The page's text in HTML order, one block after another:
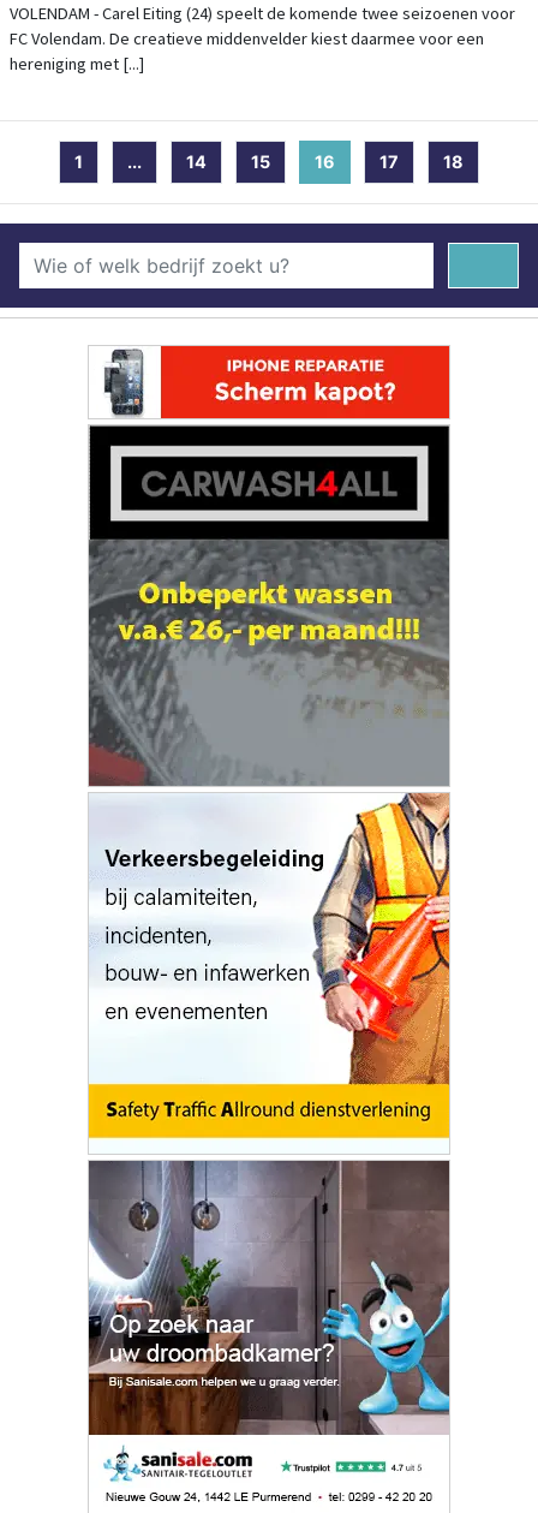
VOLENDAM - Carel Eiting (24) speelt de komende twee seizoenen voor
FC Volendam. De creatieve middenvelder kiest daarmee voor een
hereniging met [...]
1 ... 14 15 16 (current)
17 18